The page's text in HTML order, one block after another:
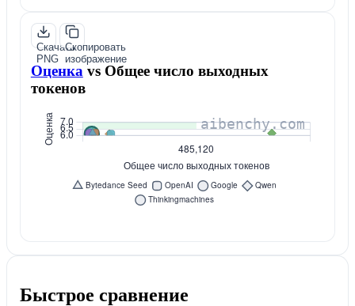
Скачать
PNG
Скопировать
изображение
Оценка vsОбщее число выходных
токенов
Быстрое сравнение